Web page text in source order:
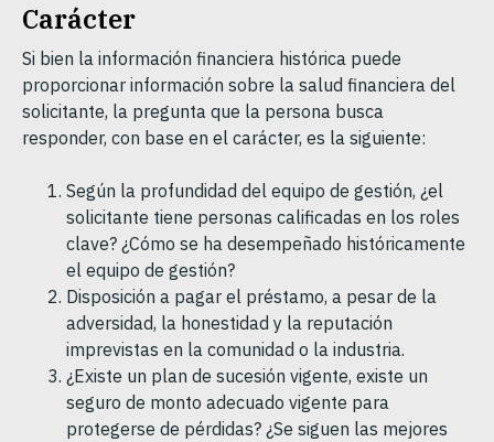
Carácter
Si bien la información financiera histórica puede
proporcionar información sobre la salud financiera del
solicitante, la pregunta que la persona busca
responder, con base en el carácter, es la siguiente:
Según la profundidad del equipo de gestión, ¿el
solicitante tiene personas calificadas en los roles
clave? ¿Cómo se ha desempeñado históricamente
el equipo de gestión?
Disposición a pagar el préstamo, a pesar de la
adversidad, la honestidad y la reputación
imprevistas en la comunidad o la industria.
¿Existe un plan de sucesión vigente, existe un
seguro de monto adecuado vigente para
protegerse de pérdidas? ¿Se siguen las mejores